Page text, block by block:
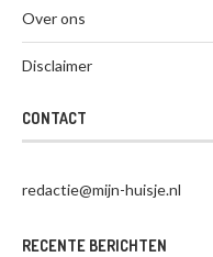
Over ons
Disclaimer
CONTACT
redactie@mijn-huisje.nl
RECENTE BERICHTEN